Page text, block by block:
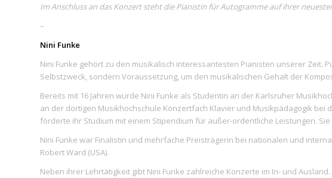
Im Anschluss an das Konzert steht die Pianistin für Autogrammeauf ihrer
–
Nini Funke
Nini Funke gehört zu den musikalisch interessantesten Pianisten unserer Zeit.
Selbstzweck, sondern Voraussetzung, um den musikalischen Gehalt der
Bereits mit 16 Jahren wurde Nini Funke als Studentin an der Karlsruher
an der dortigen Musikhochschule Konzertfach Klavier und Musikpädagogik
förderte ihr Studium mit einem Stipendium für außer-ordentliche Leistungen.
Nini Funke war Finalistin und mehrfache Preisträgerin bei nationalen und
Robert Ward (USA).
Neben ihrer Lehrtätigkeit gibt Nini Funke zahlreiche Konzerte im In- und